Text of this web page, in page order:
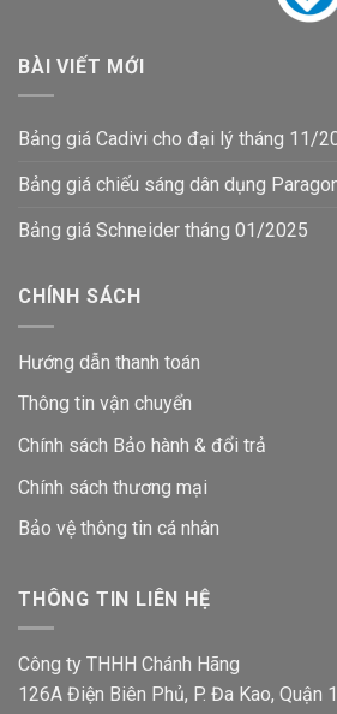
BÀI VIẾT MỚI
Bảng giá Cadivi cho đại lý tháng 11/
Bảng giá chiếu sáng dân dụng
Bảng giá Schneider tháng 01/2025
CHÍNH SÁCH
Hướng dẫn thanh toán
Thông tin vận chuyển
Chính sách Bảo hành & đổi trả
Chính sách thương mại
Bảo vệ thông tin cá nhân
THÔNG TIN LIÊN HỆ
Công ty THHH Chánh Hãng
126A Điện Biên Phủ, P. Đa Kao, Quận